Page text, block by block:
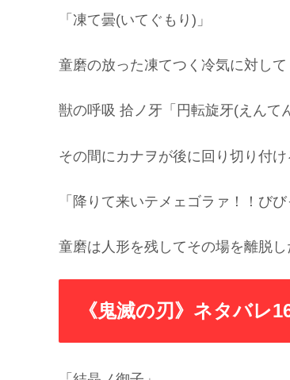
「凍て曇(いてぐもり)」
童磨の放った凍てつく冷気に対して
獣の呼吸 拾ノ牙「円転旋牙(えんて
その間にカナヲが後に回り切り付け
「降りて来いテメェゴラァ！！び
童磨は人形を残してその場を離脱し
《鬼滅の刃》ネタバレ